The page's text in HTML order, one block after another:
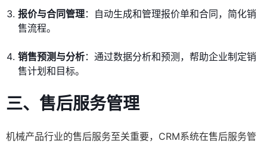
报价与合同管理：自动生成和管理报价单和合同，简化销
售流程。
销售预测与分析：通过数据分析和预测，帮助企业制定销
售计划和目标。
三、售后服务管理
机械产品行业的售后服务至关重要，CRM系统在售后服务管